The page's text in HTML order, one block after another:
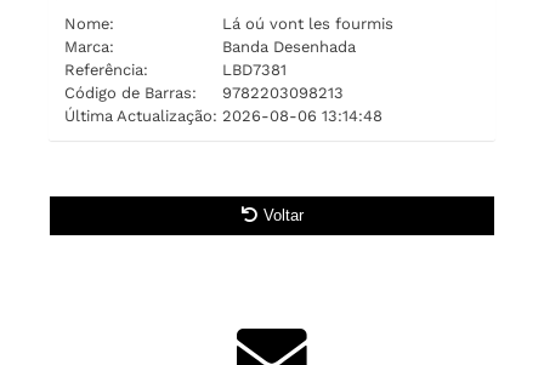
Nome:
Lá oú vont les fourmis
Marca:
Banda Desenhada
Referência:
LBD7381
Código de Barras:
9782203098213
Última Actualização: 2026-08-06 13:14:48
Voltar